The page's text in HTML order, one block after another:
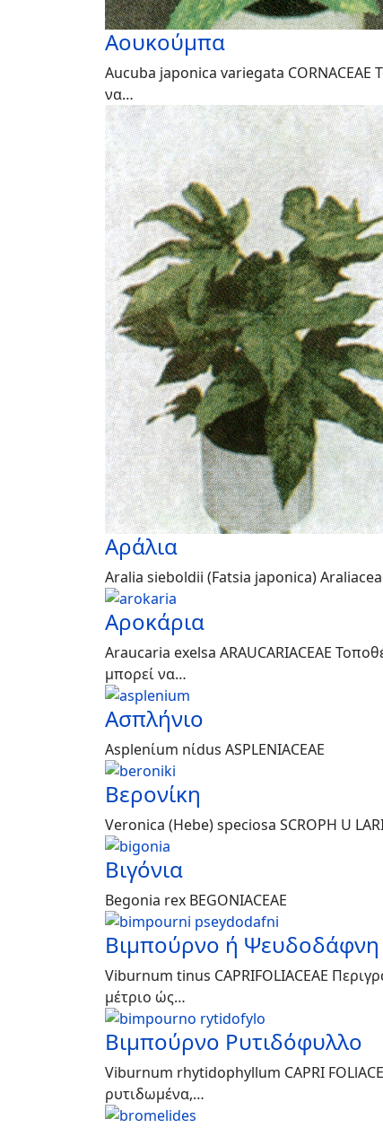
Αουκούμπα
Aucuba japonica variegata
να…
Αράλια
Aralia sieboldii (Fatsia japonica)
Αροκάρια
Araucaria exelsa ARAUCARIACEAE
µπορεί να…
Ασπλήνιο
Asplenίum nίdus ASPLENIACEAE
Βερονίκη
Veronica (Hebe) speciosa SCROPH U
Βιγόνια
Begonia rex BEGONIACEAE
Βιμπούρνο ή Ψευδοδάφνη
Viburnum tinus CAPRIFOLIACEAE
μέτριο ώς…
Βιμπούρνο Ρυτιδόφυλλο
Viburnum rhytidophyllum CAPRI
ρυτιδωμένα,…